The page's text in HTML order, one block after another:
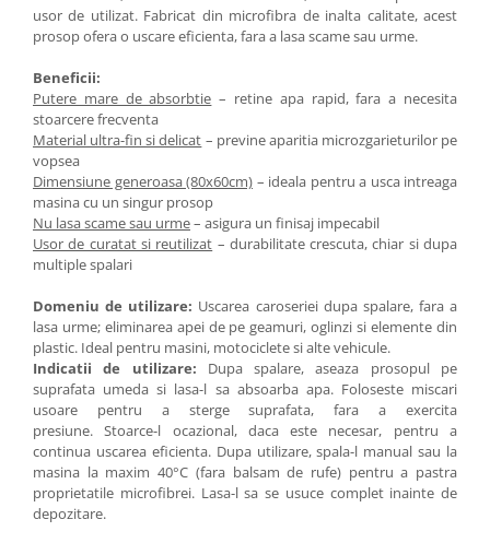
usor de utilizat. Fabricat din microfibra de inalta calitate, acest
prosop ofera o uscare eficienta, fara a lasa scame sau urme.
Beneficii:
Putere mare de absorbtie – retine apa rapid, fara a necesita
stoarcere frecventa
Material ultra-fin si delicat – previne aparitia microzgarieturilor pe
vopsea
Dimensiune generoasa (80x60cm) – ideala pentru a usca intreaga
masina cu un singur prosop
Nu lasa scame sau urme– asigura un finisaj impecabil
Usor de curatat si reutilizat – durabilitate crescuta, chiar si dupa
multiple spalari
Domeniu de utilizare: Uscarea caroseriei dupa spalare, fara a
lasa urme; eliminarea apei de pe geamuri, oglinzi si elemente din
plastic. Ideal pentru masini, motociclete si alte vehicule.
Indicatii de utilizare: Dupa spalare, aseaza prosopul pe
suprafata umeda si lasa-l sa absoarba apa. Foloseste miscari
usoare pentru a sterge suprafata, fara a exercita
presiune. Stoarce-l ocazional, daca este necesar, pentru a
continua uscarea eficienta. Dupa utilizare, spala-l manual sau la
masina la maxim 40°C (fara balsam de rufe) pentru a pastra
proprietatile microfibrei. Lasa-l sa se usuce complet inainte de
depozitare.